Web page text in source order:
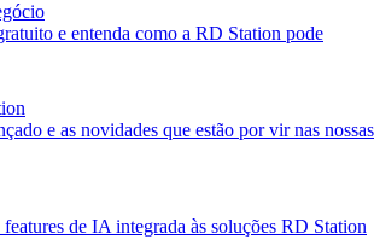
e entenda como a RD Station pode
e as novidades que estão por vir nas nossas
de IA integrada às soluções RD Station